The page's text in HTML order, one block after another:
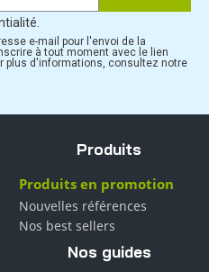
e-mail pour l'envoi de la
à tout moment avec le lien
plus d'informations, consultez notre
Produits
Produits en promotion
Nouvelles références
Nos best sellers
Nos guides